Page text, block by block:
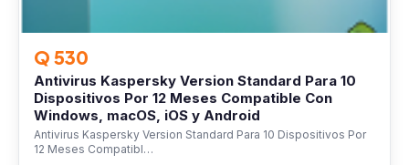
Q 530
Antivirus Kaspersky Version Standard Para 10
Dispositivos Por 12 Meses Compatible Con
Windows, macOS, iOS y Android
Antivirus Kaspersky Version Standard Para 10 Dispositivos Por
12 Meses Compatibl…